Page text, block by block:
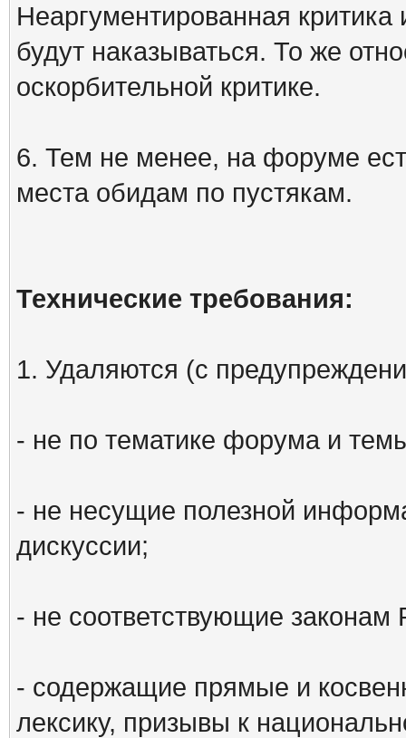
Неаргументированная
будут наказываться. То же
оскорбительной критике.
6. Тем не менее, на форуме
места обидам по пустякам.
Технические требования:
1. Удаляются (с
- не по тематике форума и
- не несущие полезной
дискуссии;
- не соответствующие законам
- содержащие прямые и
лексику, призывы к